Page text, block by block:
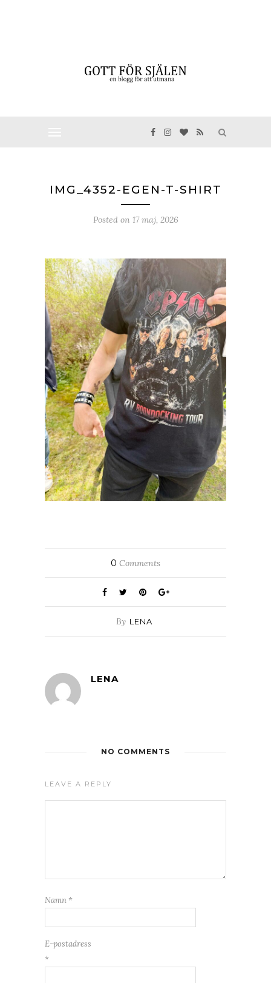
IMG_4352-EGEN-T-SHIRT
Posted on 17 maj, 2026
0 Comments
By LENA
LENA
NO COMMENTS
LEAVE A REPLY
Namn *
E-postadress
*